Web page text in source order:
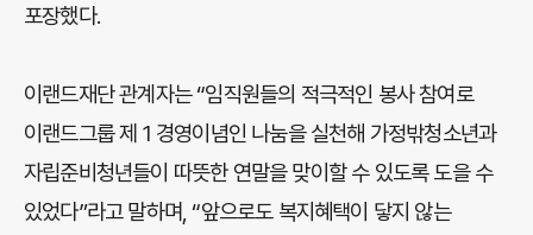
포장했다.
이랜드재단 관계자는 “임직원들의 적극적인 봉사 참여로
이랜드그룹 제 1 경영이념인 나눔을 실천해 가정밖청소년과
자립준비청년들이 따뜻한 연말을 맞이할 수 있도록 도을 수
있었다”라고 말하며, “앞으로도 복지혜택이 닿지 않는